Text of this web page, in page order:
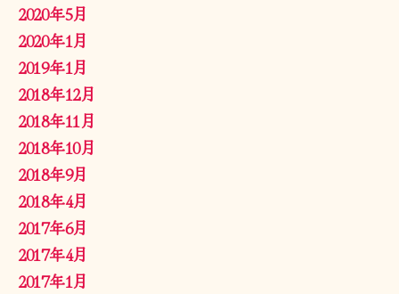
2020年5月
2020年1月
2019年1月
2018年12月
2018年11月
2018年10月
2018年9月
2018年4月
2017年6月
2017年4月
2017年1月